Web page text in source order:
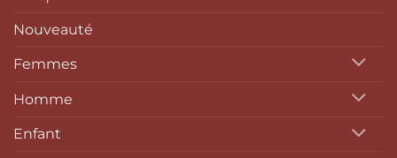
Nouveauté
Femmes
Homme
Enfant